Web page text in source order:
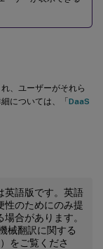
、ユーザーがそれら
については、「DaaS
英語版です。英語
性のためにのみ提
合があります。
械翻訳に関する
をご覧くださ